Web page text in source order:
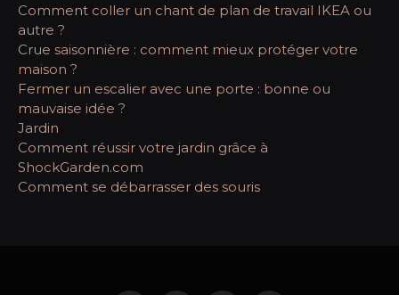
Comment coller un chant de plan de travail IKEA ou
autre ?
Crue saisonnière : comment mieux protéger votre
maison ?
Fermer un escalier avec une porte : bonne ou
mauvaise idée ?
Jardin
Comment réussir votre jardin grâce à
ShockGarden.com
Comment se débarrasser des souris